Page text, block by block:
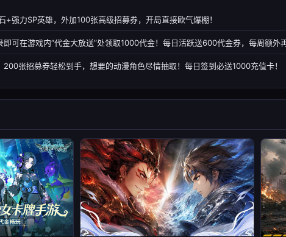
+强力SP英雄，外加100张高级招募券，开局直接欧气爆棚！
即可在游戏内“代金大放送”处领取1000代金！每日活跃送600代金券，每周额外
200张招募券轻松到手，想要的动漫角色尽情抽取！每日签到必送1000充值卡！